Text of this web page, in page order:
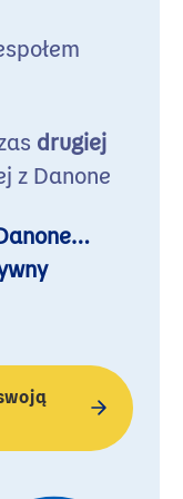
drugiej
z Danone